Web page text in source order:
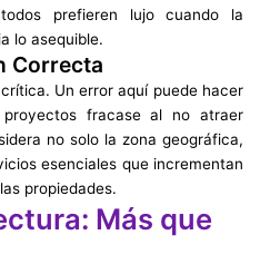
prefieren lujo cuando la
lo asequible.
Correcta
Un error aquí puede hacer
fracase al no atraer
no solo la zona geográfica,
esenciales que incrementan
propiedades.
Más que